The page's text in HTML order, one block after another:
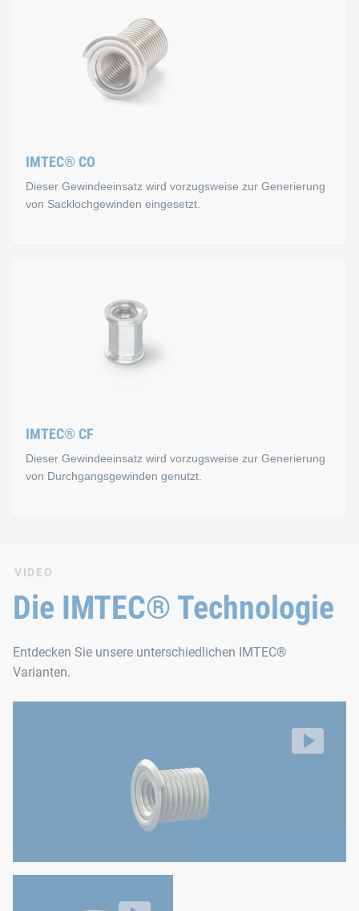
IMTEC® CO
Dieser Gewindeeinsatz wird vorzugsweise zur Generierung
von Sacklochgewinden eingesetzt.
Bei dem Gewindeeinsatz IMTEC® CO zum Umspritzen
Rost- und Säurebeständigkeit
Erhöhte technische Sauberkeit
Hohe Auszugskraft durch optimierte
IMTEC® CF
Dieser Gewindeeinsatz wird vorzugsweise zur Generierung
von Durchgangsgewinden genutzt.
IMTEC® CF mit Doppelflansch wird kaltformtechnisch aus
Vorteile
Sehr große Flanschdurchmesser möglich
Verdrehfestigkeit durch Sechskant / Rändelung
Erzeugen eines Hinterschnitts als Widerstand gegen
Als Distanzbuchse verwendbar
VIDEO
Die IMTEC® Technologie
Entdecken Sie unsere unterschiedlichen IMTEC®
Varianten.
IMTEC® CO Einlegemetalle
Video: https://d30qymu4o00meq.cloudfront.net/boellhoff/
IMTEC® CF Einlegemetalle
Gewindeeinsätze zum Umspritzen